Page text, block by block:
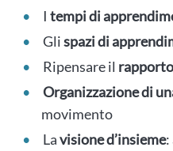
I tempi di
Glispazi di
Ripensare il
Organizzazione di
movimento
Lavisione d’insieme: